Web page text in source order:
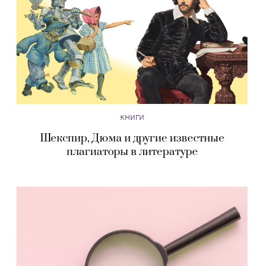
КНИГИ
Шекспир, Дюма и другие известные
плагиаторы в литературе